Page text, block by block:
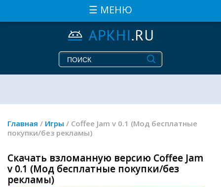
☰ МЕНЮ
Главная / Игры / Coffee Jam v 0.1 (Мод бесплатные
покупки/без рекламы)
Скачать взломанную версию Coffee Jam
v 0.1 (Мод бесплатные покупки/без
рекламы)